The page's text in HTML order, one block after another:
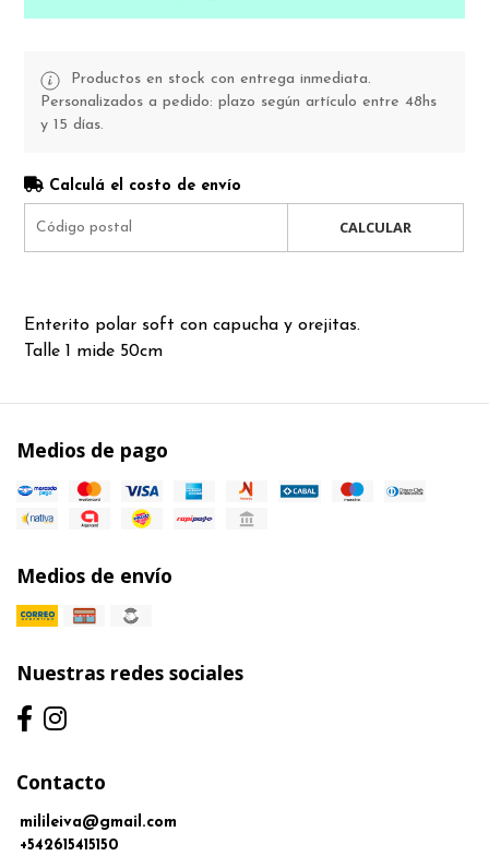
Productos en stock con entrega inmediata.
Personalizados a pedido: plazo según artículo entre 48hs
y 15 días.
Calculá el costo de envío
CALCULAR
Enterito polar soft con capucha y orejitas.
Talle 1 mide 50cm
Medios de pago
Medios de envío
Nuestras redes sociales
Contacto
milileiva@gmail.com
+542615415150